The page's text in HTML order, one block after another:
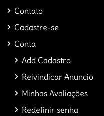
Contato
Cadastre-se
Conta
Add Cadastro
Reivindicar Anuncio
Minhas Avaliações
Redefinir senha